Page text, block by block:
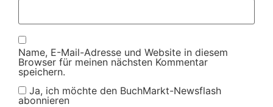
Name, E-Mail-Adresse und Website in diesem
Browser für meinen nächsten Kommentar
speichern.
Ja, ich möchte den BuchMarkt-Newsflash
abonnieren